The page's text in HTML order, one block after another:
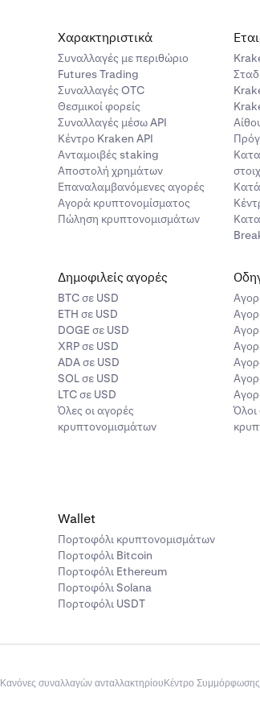
Χαρακτηριστικά
Συναλλαγές με περιθώριο
Futures Trading
Συναλλαγές OTC
Θεσμικοί φορείς
Συναλλαγές μέσω API
Κέντρο Kraken API
Ανταμοιβές staking
Αποστολή χρημάτων
Επαναλαμβανόμενες αγορές
Αγορά κρυπτονομίσματος
Πώληση κρυπτονομισμάτων
Δημοφιλείς αγορές
BTC σε USD
ETH σε USD
DOGE σε USD
XRP σε USD
ADA σε USD
SOL σε USD
LTC σε USD
Όλες οι αγορές
κρυπτονομισμάτων
Όλοι
Wallet
Πορτοφόλι κρυπτονομισμάτων
Πορτοφόλι Bitcoin
Πορτοφόλι Ethereum
Πορτοφόλι Solana
Πορτοφόλι USDT
Κανόνες συναλλαγών ανταλλακτηρίουΚέντρο Συμμόρφωσης